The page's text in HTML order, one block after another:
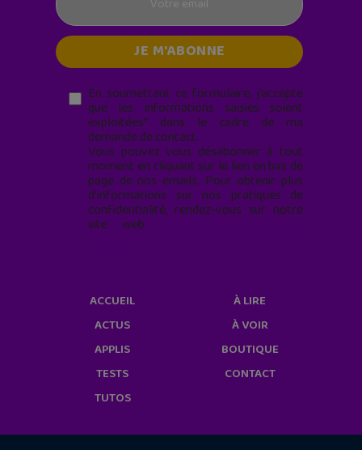
En soumettant ce formulaire, j’accepte
que les informations saisies soient
exploitées* dans le cadre de ma
demande de contact.
Vous pouvez vous désabonner à tout
moment en cliquant sur le lien en bas de
page de nos emails. Pour obtenir plus
d'informations sur nos pratiques de
confidentialité, rendez-vous sur notre
site web
ACCUEIL
ACTUS
APPLIS
TESTS
TUTOS
À LIRE
À VOIR
BOUTIQUE
CONTACT